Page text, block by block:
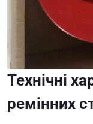
Технічні
ремінних